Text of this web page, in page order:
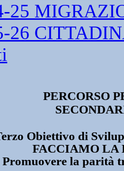
25
26
PERCORSO
Obiettivo di
FACCIAMO LA
Promuovere la parità